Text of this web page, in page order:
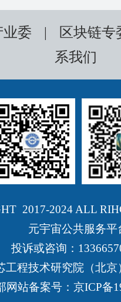
业委 |
区块链专
系我们
2017-2024 ALL
元宇宙公共服务平
投诉或咨询：
工程技术研究院（北
网站备案号： 京ICP备